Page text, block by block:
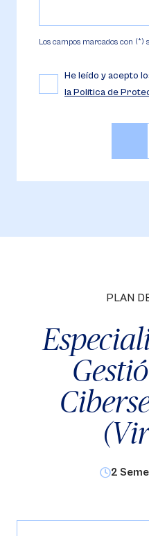
Los campos marcados con (*)
He leído y acepto
la Política de
PLAN
2